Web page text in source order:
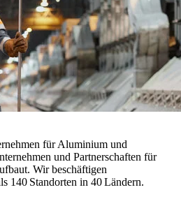
für Aluminium und
und Partnerschaften für
Wir beschäftigen
140 Standorten in 40 Ländern.